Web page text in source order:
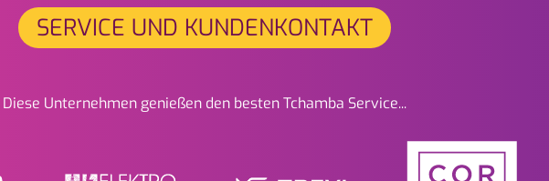
SERVICE UND KUNDENKONTAKT
Diese Unternehmen genießen den besten Tchamba Service...